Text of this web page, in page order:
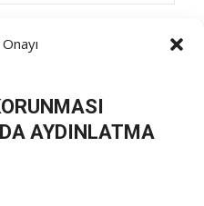
AYDINLATMA
Hisarcıklıoğlu’na ziyaret